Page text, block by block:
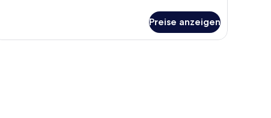
Preise anzeigen
eingebauten Ofen und einem Flachbildfernseher.
einem kleinen Holztisch und einer Küchenzeile mit Spüle und